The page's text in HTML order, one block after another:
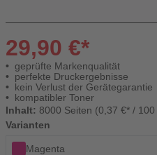
29,90 €*
geprüfte Markenqualität
perfekte Druckergebnisse
kein Verlust der Gerätegarantie
kompatibler Toner
Inhalt: 8000 Seiten (0,37 €* / 100
Varianten
Magenta